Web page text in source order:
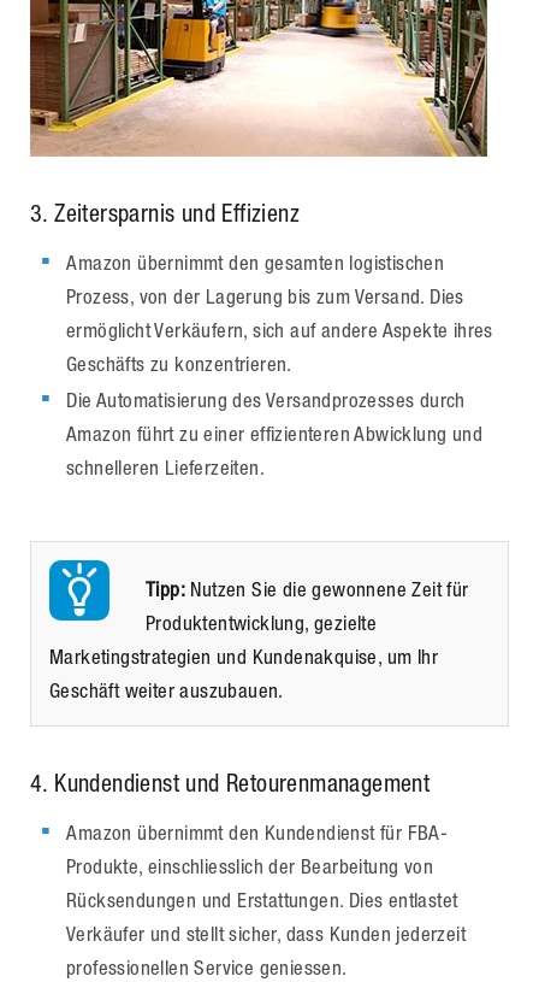
3. Zeitersparnis und Effizienz
Amazon übernimmt den gesamten logistischen
Prozess, von der Lagerung bis zum Versand. Dies
ermöglicht Verkäufern, sich auf andere Aspekte ihres
Geschäfts zu konzentrieren.
Die Automatisierung des Versandprozesses durch
Amazon führt zu einer effizienteren Abwicklung und
schnelleren Lieferzeiten.
Tipp: Nutzen Sie die gewonnene Zeit für
Produktentwicklung, gezielte
Marketingstrategien und Kundenakquise, um Ihr
Geschäft weiter auszubauen.
4. Kundendienst und Retourenmanagement
Amazon übernimmt den Kundendienst für FBA-
Produkte, einschliesslich der Bearbeitung von
Rücksendungen und Erstattungen. Dies entlastet
Verkäufer und stellt sicher, dass Kunden jederzeit
professionellen Service geniessen.